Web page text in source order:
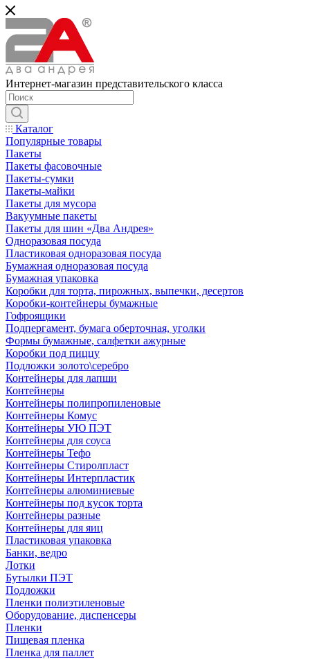
Интернет-магазин представительского класса
Каталог
Популярные товары
Пакеты
Пакеты фасовочные
Пакеты-сумки
Пакеты-майки
Пакеты для мусора
Вакуумные пакеты
Пакеты для шин «Два Андрея»
Одноразовая посуда
Пластиковая одноразовая посуда
Бумажная одноразовая посуда
Бумажная упаковка
Коробки для торта, пирожных, выпечки, десертов
Коробки-контейнеры бумажные
Гофроящики
Подпергамент, бумага оберточная, уголки
Формы бумажные, салфетки ажурные
Коробки под пиццу
Подложки золото\серебро
Контейнеры для лапши
Контейнеры
Контейнеры полипропиленовые
Контейнеры Комус
Контейнеры УЮ ПЭТ
Контейнеры для соуса
Контейнеры Тефо
Контейнеры Стиролпласт
Контейнеры Интерпластик
Контейнеры алюминиевые
Контейнеры под кусок торта
Контейнеры разные
Контейнеры для яиц
Пластиковая упаковка
Банки, ведро
Лотки
Бутылки ПЭТ
Подложки
Пленки полиэтиленовые
Оборудование, диспенсеры
Пленки
Пищевая пленка
Пленка для паллет